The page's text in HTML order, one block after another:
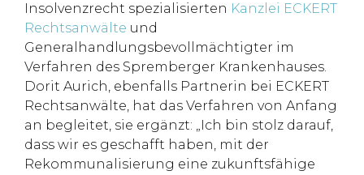
Insolvenzrecht spezialisierten Kanzlei ECKERT
Rechtsanwälte und
Generalhandlungsbevollmächtigter im
Verfahren des Spremberger Krankenhauses.
Dorit Aurich, ebenfalls Partnerin bei ECKERT
Rechtsanwälte, hat das Verfahren von Anfang
an begleitet, sie ergänzt: „Ich bin stolz darauf,
dass wir es geschafft haben, mit der
Rekommunalisierung eine zukunftsfähige